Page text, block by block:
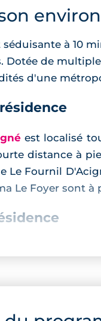
à 10
Dotée de
d'une
est localisé
distance à
Le Fournil
Le Foyer sont à
et